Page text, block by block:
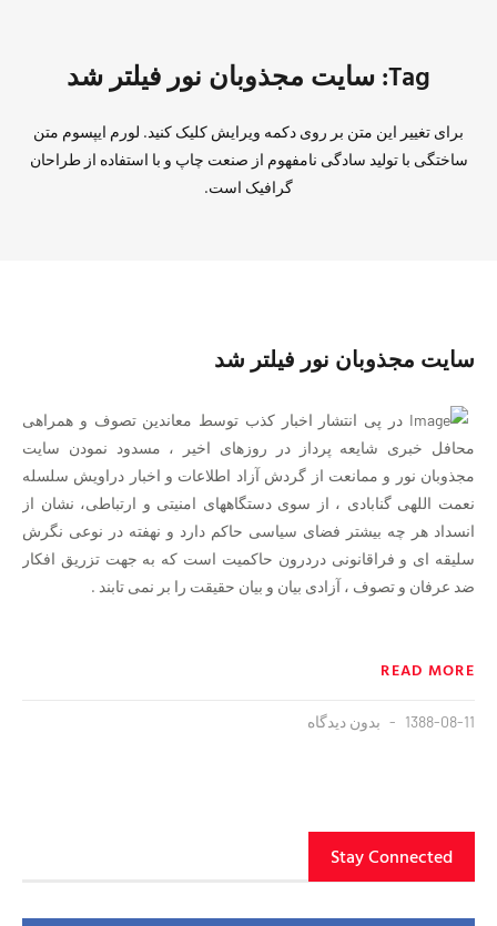
Tag: سایت مجذوبان نور فیلتر شد
برای تغییر این متن بر روی دکمه ویرایش کلیک کنید. لورم ایپسوم متن
ساختگی با تولید سادگی نامفهوم از صنعت چاپ و با استفاده از طراحان
گرافیک است.
سایت مجذوبان نور فیلتر شد
در پی انتشار اخبار کذب توسط معاندین تصوف و همراهی
محافل خبری شایعه پرداز در روزهای اخیر ، مسدود نمودن سایت
مجذوبان نور و ممانعت از گردش آزاد اطلاعات و اخبار دراویش سلسله
نعمت اللهی گنابادی ، از سوی دستگاههای امنیتی و ارتباطی، نشان از
انسداد هر چه بیشتر فضای سیاسی حاکم دارد و نهفته در نوعی نگرش
سلیقه ای و فراقانونی دردرون حاکمیت است که به جهت تزریق افکار
ضد عرفان و تصوف ، آزادی بیان و بیان حقیقت را بر نمی تابند .
READ MORE
1388-08-11 بدون دیدگاه
Stay Connected